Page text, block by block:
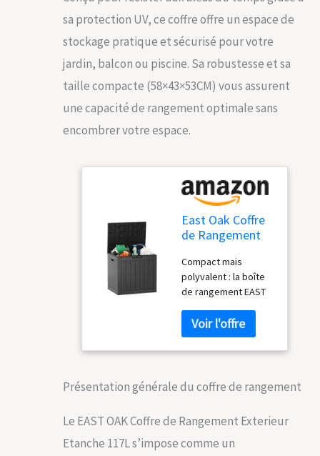
sa protection UV, ce coffre offre un espace de
stockage pratique et sécurisé pour votre
jardin, balcon ou piscine. Sa robustesse et sa
taille compacte (58×43×53CM) vous assurent
une capacité de rangement optimale sans
encombrer votre espace.
East Oak Coffre
de Rangement
Etanche 117L,
Coffres de
Jardin, Malle
Rangement in-
et extérieur,
Boite de
Rangement pour
Résistant Aux
Protection UV,
58×43×53CM
Compact mais
polyvalent : la boîte
de rangement EAST
mesure 58L × 43l ×
53H cm. Ce petit
rangement de 117 l
compagnon pour
peut être utilisée
pour ranger des
Présentation générale du coffre de rangement
Le EAST OAK Coffre de Rangement Exterieur
Etanche 117L s’impose comme un